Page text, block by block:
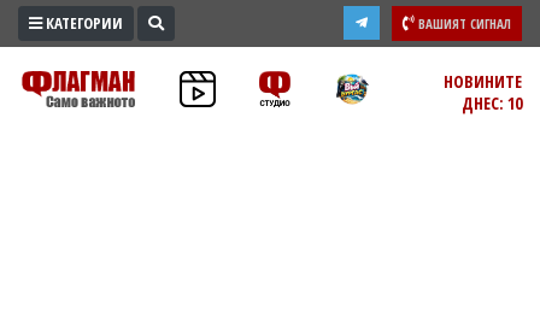
ПРОМО
ЗОНА
КАТЕГОРИИ ВАШИЯТ СИГНАЛ
НОВИНИТЕ
ДНЕС: 10